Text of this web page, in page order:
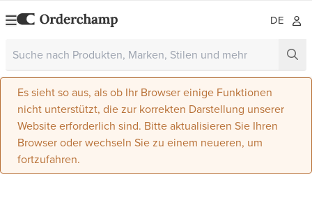
DE
Es sieht so aus, als ob Ihr Browser einige Funktionen
nicht unterstützt, die zur korrekten Darstellung unserer
Website erforderlich sind. Bitte aktualisieren Sie Ihren
Browser oder wechseln Sie zu einem neueren, um
fortzufahren.